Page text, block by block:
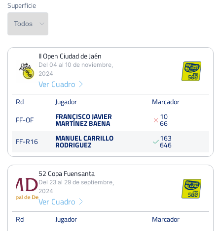
Superficie
PERDIDOSPARTIDOS
5 10
PERDIDOS SETS
11 8
PERDIDOS JUEGOS
153
II Open Ciudad de Jaén
Del 04 al 10 de noviembre, 2024
Octavos
Superficie
II Open Ciudad de Jaén
Del 04 al 10 de noviembre,
2024
Ver Cuadro
Rd Jugador
Marcador
FF-OF
FRANCISCO JAVIER
MARTÍNEZ BAENA
1
6
0
6
FF-R16
MANUEL CARRILLO
RODRIGUEZ
1
6
6
4
3
6
52 Copa Fuensanta
Del 23 al 29 de septiembre,
2024
Ver Cuadro
Rd Jugador
Marcador